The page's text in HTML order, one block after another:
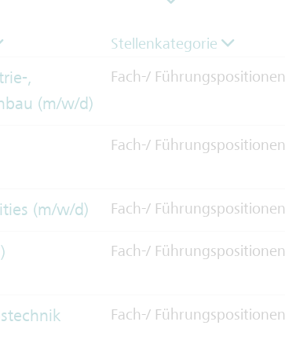
Stellenkategorie
,
(m/w/d)
Fach-/ Führungspositionen
Fach-/ Führungspositionen
(m/w/d) Fach-/ Führungspositionen
Fach-/ Führungspositionen
Fach-/ Führungspositionen